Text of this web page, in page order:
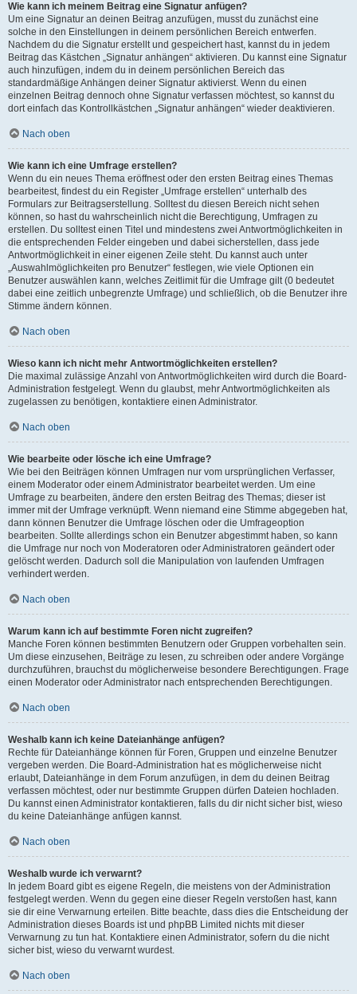
Wie kann ich meinem Beitrag eine Signatur anfügen?
Um eine Signatur an deinen Beitrag anzufügen, musst du zunächst eine
solche in den Einstellungen in deinem persönlichen Bereich entwerfen.
Nachdem du die Signatur erstellt und gespeichert hast, kannst du in jedem
Beitrag das Kästchen „Signatur anhängen“ aktivieren. Du kannst eine Signatur
auch hinzufügen, indem du in deinem persönlichen Bereich das
standardmäßige Anhängen deiner Signatur aktivierst. Wenn du einen
einzelnen Beitrag dennoch ohne Signatur verfassen möchtest, so kannst du
dort einfach das Kontrollkästchen „Signatur anhängen“ wieder deaktivieren.
Nach oben
Wie kann ich eine Umfrage erstellen?
Wenn du ein neues Thema eröffnest oder den ersten Beitrag eines Themas
bearbeitest, findest du ein Register „Umfrage erstellen“ unterhalb des
Formulars zur Beitragserstellung. Solltest du diesen Bereich nicht sehen
können, so hast du wahrscheinlich nicht die Berechtigung, Umfragen zu
erstellen. Du solltest einen Titel und mindestens zwei Antwortmöglichkeiten in
die entsprechenden Felder eingeben und dabei sicherstellen, dass jede
Antwortmöglichkeit in einer eigenen Zeile steht. Du kannst auch unter
„Auswahlmöglichkeiten pro Benutzer“ festlegen, wie viele Optionen ein
Benutzer auswählen kann, welches Zeitlimit für die Umfrage gilt (0 bedeutet
dabei eine zeitlich unbegrenzte Umfrage) und schließlich, ob die Benutzer ihre
Stimme ändern können.
Nach oben
Wieso kann ich nicht mehr Antwortmöglichkeiten erstellen?
Die maximal zulässige Anzahl von Antwortmöglichkeiten wird durch die Board-
Administration festgelegt. Wenn du glaubst, mehr Antwortmöglichkeiten als
zugelassen zu benötigen, kontaktiere einen Administrator.
Nach oben
Wie bearbeite oder lösche ich eine Umfrage?
Wie bei den Beiträgen können Umfragen nur vom ursprünglichen Verfasser,
einem Moderator oder einem Administrator bearbeitet werden. Um eine
Umfrage zu bearbeiten, ändere den ersten Beitrag des Themas; dieser ist
immer mit der Umfrage verknüpft. Wenn niemand eine Stimme abgegeben hat,
dann können Benutzer die Umfrage löschen oder die Umfrageoption
bearbeiten. Sollte allerdings schon ein Benutzer abgestimmt haben, so kann
die Umfrage nur noch von Moderatoren oder Administratoren geändert oder
gelöscht werden. Dadurch soll die Manipulation von laufenden Umfragen
verhindert werden.
Nach oben
Warum kann ich auf bestimmte Foren nicht zugreifen?
Manche Foren können bestimmten Benutzern oder Gruppen vorbehalten sein.
Um diese einzusehen, Beiträge zu lesen, zu schreiben oder andere Vorgänge
durchzuführen, brauchst du möglicherweise besondere Berechtigungen. Frage
einen Moderator oder Administrator nach entsprechenden Berechtigungen.
Nach oben
Weshalb kann ich keine Dateianhänge anfügen?
Rechte für Dateianhänge können für Foren, Gruppen und einzelne Benutzer
vergeben werden. Die Board-Administration hat es möglicherweise nicht
erlaubt, Dateianhänge in dem Forum anzufügen, in dem du deinen Beitrag
verfassen möchtest, oder nur bestimmte Gruppen dürfen Dateien hochladen.
Du kannst einen Administrator kontaktieren, falls du dir nicht sicher bist, wieso
du keine Dateianhänge anfügen kannst.
Nach oben
Weshalb wurde ich verwarnt?
In jedem Board gibt es eigene Regeln, die meistens von der Administration
festgelegt werden. Wenn du gegen eine dieser Regeln verstoßen hast, kann
sie dir eine Verwarnung erteilen. Bitte beachte, dass dies die Entscheidung der
Administration dieses Boards ist und phpBB Limited nichts mit dieser
Verwarnung zu tun hat. Kontaktiere einen Administrator, sofern du die nicht
sicher bist, wieso du verwarnt wurdest.
Nach oben